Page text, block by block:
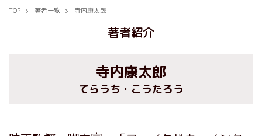
TOP 著者一覧 寺内康太郎
著者紹介
寺内康太郎
てらうち・こうたろう